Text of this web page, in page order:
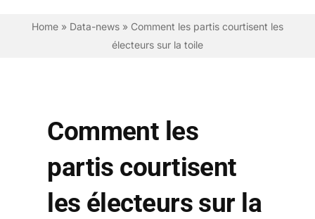
Home » Data-news » Comment les partis courtisent les
électeurs sur la toile
Comment les
partis courtisent
les électeurs sur la